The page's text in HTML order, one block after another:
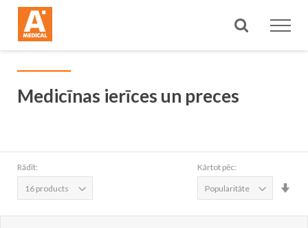
Meklēt
Medicīnas ierīces un preces
Rādīt: Kārtot pēc: